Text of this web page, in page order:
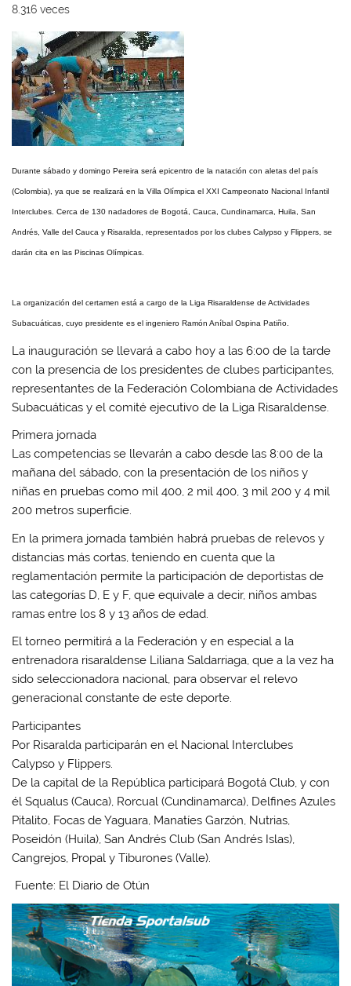
8.316 veces
Durante sábado y domingo Pereira será epicentro de la natación con aletas del país
(Colombia), ya que se realizará en la Villa Olímpica el XXI Campeonato Nacional Infantil
Interclubes. Cerca de 130 nadadores de Bogotá, Cauca, Cundinamarca, Huila, San
Andrés, Valle del Cauca y Risaralda, representados por los clubes Calypso y Flippers, se
darán cita en las Piscinas Olímpicas.
La organización del certamen está a cargo de la Liga Risaraldense de Actividades
Subacuáticas, cuyo presidente es el ingeniero Ramón Aníbal Ospina Patiño.
La inauguración se llevará a cabo hoy a las 6:00 de la tarde
con la presencia de los presidentes de clubes participantes,
representantes de la Federación Colombiana de Actividades
Subacuáticas y el comité ejecutivo de la Liga Risaraldense.
Primera jornada
Las competencias se llevarán a cabo desde las 8:00 de la
mañana del sábado, con la presentación de los niños y
niñas en pruebas como mil 400, 2 mil 400, 3 mil 200 y 4 mil
200 metros superficie.
En la primera jornada también habrá pruebas de relevos y
distancias más cortas, teniendo en cuenta que la
reglamentación permite la participación de deportistas de
las categorías D, E y F, que equivale a decir, niños ambas
ramas entre los 8 y 13 años de edad.
El torneo permitirá a la Federación y en especial a la
entrenadora risaraldense Liliana Saldarriaga, que a la vez ha
sido seleccionadora nacional, para observar el relevo
generacional constante de este deporte.
Participantes
Por Risaralda participarán en el Nacional Interclubes
Calypso y Flippers.
De la capital de la República participará Bogotá Club, y con
él Squalus (Cauca), Rorcual (Cundinamarca), Delfines Azules
Pitalito, Focas de Yaguara, Manatíes Garzón, Nutrias,
Poseidón (Huila), San Andrés Club (San Andrés Islas),
Cangrejos, Propal y Tiburones (Valle).
Fuente: El Diario de Otún